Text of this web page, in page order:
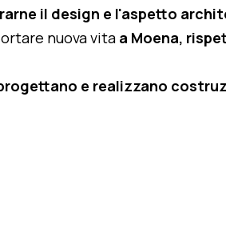
il design e l'aspetto
nuova vita a Moena,
e realizzano